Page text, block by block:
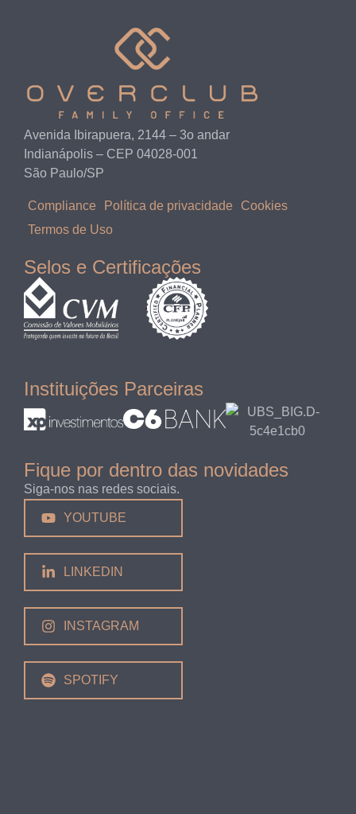
Avenida Ibirapuera, 2144 – 3o andar
Indianápolis – CEP 04028-001
São Paulo/SP
Compliance Política de privacidade
Cookies
Termos de Uso
Selos e Certificações
Instituições Parceiras
Fique por dentro das novidades
Siga-nos nas redes sociais.
YOUTUBE
LINKEDIN
INSTAGRAM
SPOTIFY